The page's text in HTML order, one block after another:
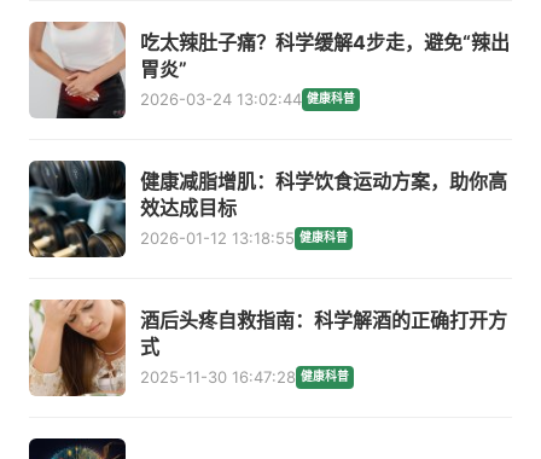
吃太辣肚子痛？科学缓解4步走，避免“辣出
胃炎”
2026-03-24 13:02:44 健康科普
健康减脂增肌：科学饮食运动方案，助你高
效达成目标
2026-01-12 13:18:55 健康科普
酒后头疼自救指南：科学解酒的正确打开方
式
2025-11-30 16:47:28 健康科普